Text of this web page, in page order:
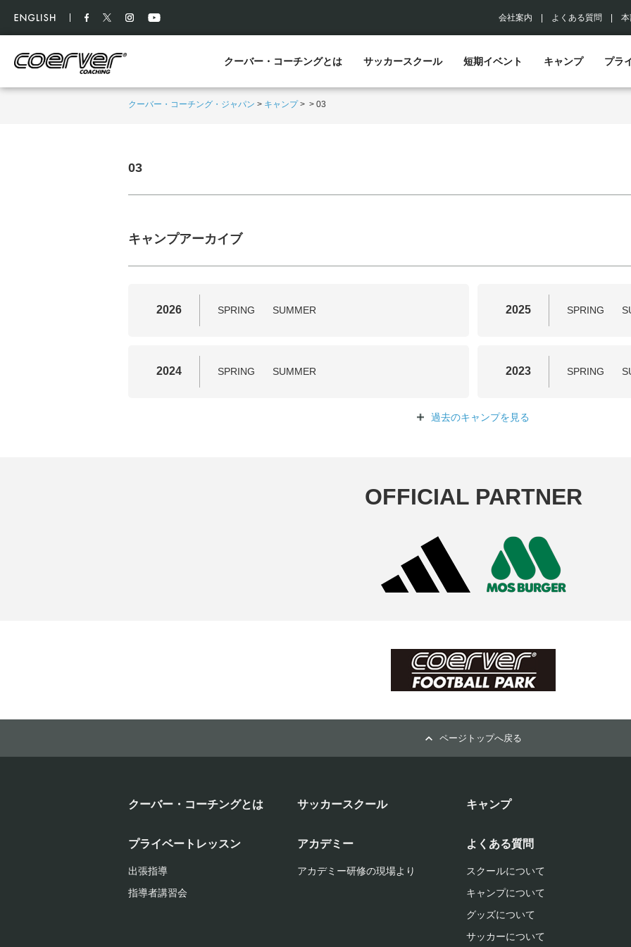
会社案内 よくある質問
クーバー・コーチングとは サッカースクール 短期イベント キャンプ プラ
クーバー・コーチング・ジャパン > キャンプ> > 03
03
キャンプアーカイブ
2026 SPRING SUMMER 2025 SPRING
2024 SPRING SUMMER 2023 SPRING
過去のキャンプを 見る
OFFICIAL PARTNER
ページトップへ戻る
クーバー・コーチングとは サッカースクール キャンプ
プライベートレッスン
出張指導
指導者講習会
アカデミー
アカデミー研修の現場より
よくある質問
スクールについて
キャンプについて
グッズについて
サッカーについて